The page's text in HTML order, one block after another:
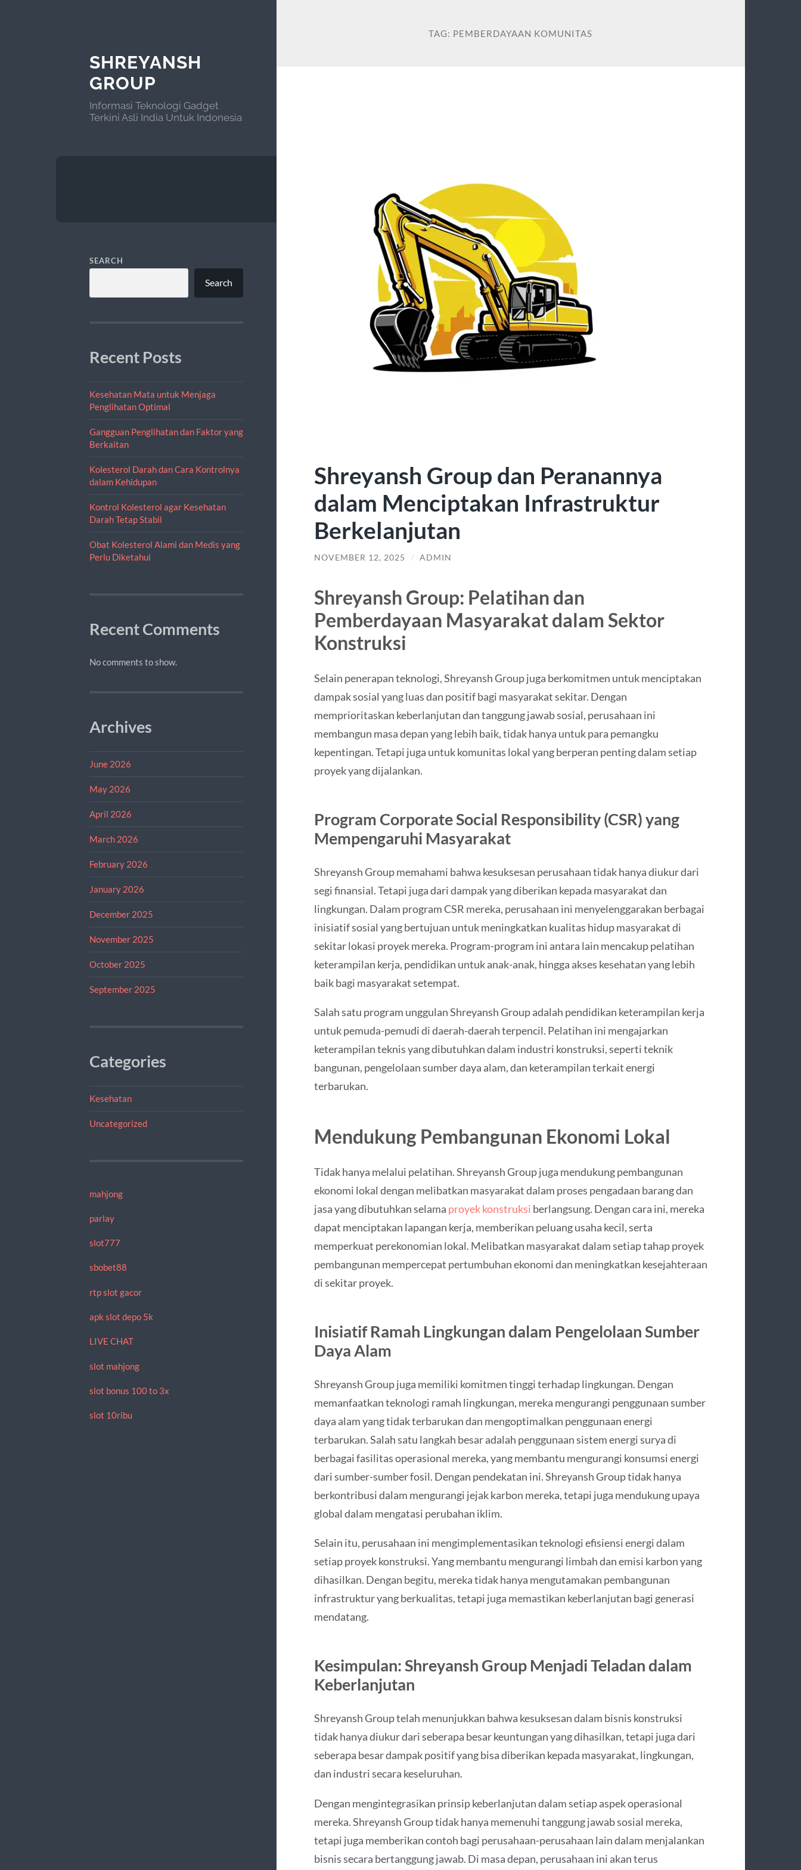
SHREYANSH
GROUP
Informasi Teknologi Gadget
Terkini Asli India Untuk Indonesia
SEARCH
Search
Recent Posts
Kesehatan Mata untuk Menjaga
Penglihatan Optimal
Gangguan Penglihatan dan Faktor yang
Berkaitan
Kolesterol Darah dan Cara Kontrolnya
dalam Kehidupan
Kontrol Kolesterol agar Kesehatan
Darah Tetap Stabil
Obat Kolesterol Alami dan Medis yang
Perlu Diketahui
Recent Comments
No comments to show.
Archives
June 2026
May 2026
April 2026
March 2026
February 2026
January 2026
December 2025
November 2025
October 2025
September 2025
Categories
Kesehatan
Uncategorized
mahjong
parlay
slot777
sbobet88
rtp slot gacor
apk slot depo 5k
LIVE CHAT
slot mahjong
slot bonus 100 to 3x
slot 10ribu
TAG: PEMBERDAYAAN KOMUNITAS
Shreyansh Group dan Peranannya
dalam Menciptakan Infrastruktur
Berkelanjutan
NOVEMBER 12, 2025 / ADMIN
Shreyansh Group: Pelatihan dan
Pemberdayaan Masyarakat dalam Sektor
Konstruksi
Selain penerapan teknologi, Shreyansh Group juga berkomitmen untuk menciptakan
dampak sosial yang luas dan positif bagi masyarakat sekitar. Dengan
memprioritaskan keberlanjutan dan tanggung jawab sosial, perusahaan ini
membangun masa depan yang lebih baik, tidak hanya untuk para pemangku
kepentingan. Tetapi juga untuk komunitas lokal yang berperan penting dalam setiap
proyek yang dijalankan.
Program Corporate Social Responsibility (CSR) yang
Mempengaruhi Masyarakat
Shreyansh Group memahami bahwa kesuksesan perusahaan tidak hanya diukur dari
segi finansial. Tetapi juga dari dampak yang diberikan kepada masyarakat dan
lingkungan. Dalam program CSR mereka, perusahaan ini menyelenggarakan berbagai
inisiatif sosial yang bertujuan untuk meningkatkan kualitas hidup masyarakat di
sekitar lokasi proyek mereka. Program-program ini antara lain mencakup pelatihan
keterampilan kerja, pendidikan untuk anak-anak, hingga akses kesehatan yang lebih
baik bagi masyarakat setempat.
Salah satu program unggulan Shreyansh Group adalah pendidikan keterampilan kerja
untuk pemuda-pemudi di daerah-daerah terpencil. Pelatihan ini mengajarkan
keterampilan teknis yang dibutuhkan dalam industri konstruksi, seperti teknik
bangunan, pengelolaan sumber daya alam, dan keterampilan terkait energi
terbarukan.
Mendukung Pembangunan Ekonomi Lokal
Tidak hanya melalui pelatihan. Shreyansh Group juga mendukung pembangunan
ekonomi lokal dengan melibatkan masyarakat dalam proses pengadaan barang dan
jasa yang dibutuhkan selama proyek konstruksi berlangsung. Dengan cara ini, mereka
dapat menciptakan lapangan kerja, memberikan peluang usaha kecil, serta
memperkuat perekonomian lokal. Melibatkan masyarakat dalam setiap tahap proyek
pembangunan mempercepat pertumbuhan ekonomi dan meningkatkan kesejahteraan
di sekitar proyek.
Inisiatif Ramah Lingkungan dalam Pengelolaan Sumber
Daya Alam
Shreyansh Group juga memiliki komitmen tinggi terhadap lingkungan. Dengan
memanfaatkan teknologi ramah lingkungan, mereka mengurangi penggunaan sumber
daya alam yang tidak terbarukan dan mengoptimalkan penggunaan energi
terbarukan. Salah satu langkah besar adalah penggunaan sistem energi surya di
berbagai fasilitas operasional mereka, yang membantu mengurangi konsumsi energi
dari sumber-sumber fosil. Dengan pendekatan ini. Shreyansh Group tidak hanya
berkontribusi dalam mengurangi jejak karbon mereka, tetapi juga mendukung upaya
global dalam mengatasi perubahan iklim.
Selain itu, perusahaan ini mengimplementasikan teknologi efisiensi energi dalam
setiap proyek konstruksi. Yang membantu mengurangi limbah dan emisi karbon yang
dihasilkan. Dengan begitu, mereka tidak hanya mengutamakan pembangunan
infrastruktur yang berkualitas, tetapi juga memastikan keberlanjutan bagi generasi
mendatang.
Kesimpulan: Shreyansh Group Menjadi Teladan dalam
Keberlanjutan
Shreyansh Group telah menunjukkan bahwa kesuksesan dalam bisnis konstruksi
tidak hanya diukur dari seberapa besar keuntungan yang dihasilkan, tetapi juga dari
seberapa besar dampak positif yang bisa diberikan kepada masyarakat, lingkungan,
dan industri secara keseluruhan.
Dengan mengintegrasikan prinsip keberlanjutan dalam setiap aspek operasional
mereka. Shreyansh Group tidak hanya memenuhi tanggung jawab sosial mereka,
tetapi juga memberikan contoh bagi perusahaan-perusahaan lain dalam menjalankan
bisnis secara bertanggung jawab. Di masa depan, perusahaan ini akan terus